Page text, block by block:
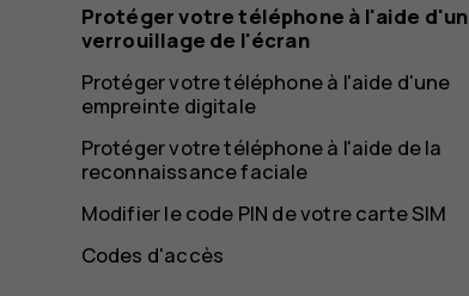
Protéger votre téléphone à l'aide d'un
verrouillage de l'écran
Protéger votre téléphone à l'aide d'une
empreinte digitale
Protéger votre téléphone à l'aide de la
reconnaissance faciale
Modifier le code PIN de votre carte SIM
Codes d'accès